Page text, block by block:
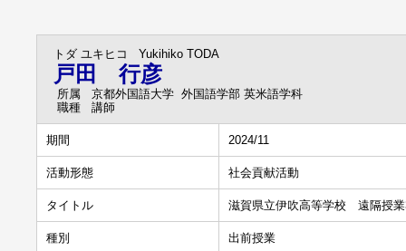
トダ ユキヒコ Yukihiko TODA
戸田 行彦
所属
京都外国語大学 外国語学部 英米語学科
職種
講師
期間 2024/11
活動形態 社会貢献活動
タイトル 滋賀県立伊吹高等学校 遠隔授
種別 出前授業